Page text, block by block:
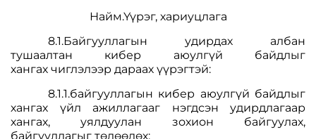
Найм.Үүрэг, хариуцлага
8.1.Байгууллагын удирдах албан
тушаалтан кибер аюулгүй байдлыг
хангах чиглэлээр дараах үүрэгтэй:
8.1.1.байгууллагын кибер аюулгүй байдлыг
хангах үйл ажиллагааг нэгдсэн удирдлагаар
хангах, уялдуулан зохион байгуулах,
байгууллагыг төлөөлөх;